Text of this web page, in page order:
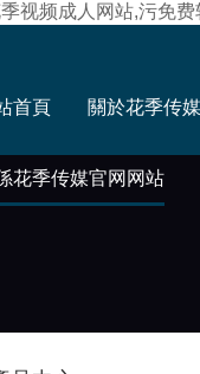
视频成人网站,污免
首頁 關於花季传
花季传媒官网网站